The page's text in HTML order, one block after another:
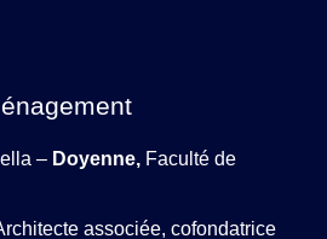
– Doyenne, Faculté de
associée, cofondatrice